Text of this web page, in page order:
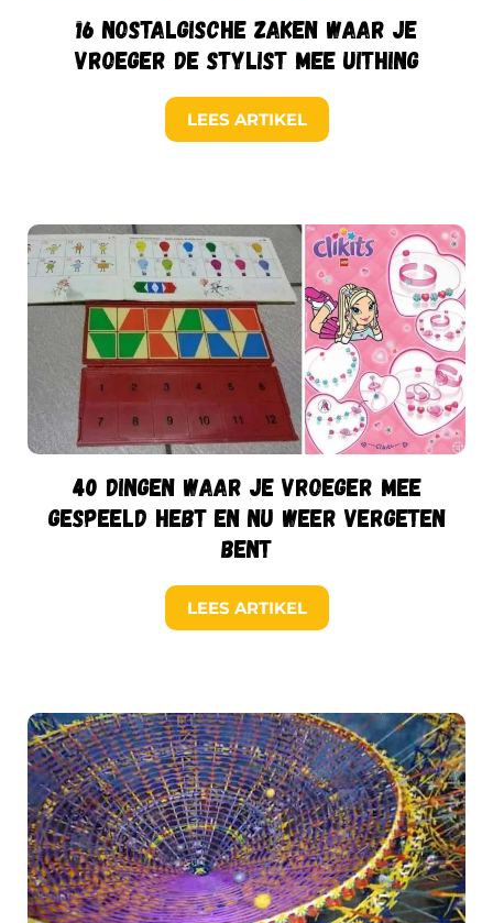
16 nostalgische zaken waar je
vroeger de stylist mee uithing
LEES ARTIKEL
40 dingen waar je vroeger mee
gespeeld hebt en nu weer vergeten
bent
LEES ARTIKEL